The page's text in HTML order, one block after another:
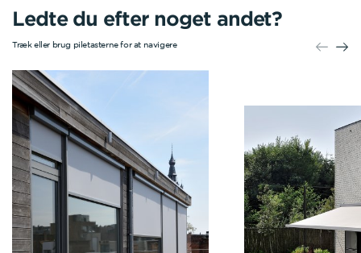
Ledte du efter noget andet?
Træk eller brug piletasterne for at navigere